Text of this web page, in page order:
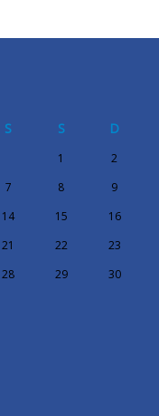
S S D
1
2
7 8
9
14 15
16
21 22
23
28 29
30